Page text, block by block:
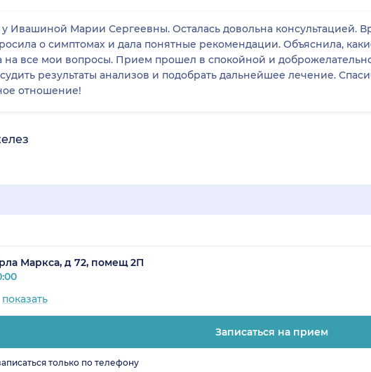
Ивашиной Марии Сергеевны. Осталась довольна консультацией.
о симптомах и дала понятные рекомендации. Объяснила,
на все мои вопросы. Прием прошел в спокойной и
результаты анализов и подобрать дальнейшее лечение.
отношение!
Маркса, д 72, помещ 2П
показать
Записаться на прием
только по телефону